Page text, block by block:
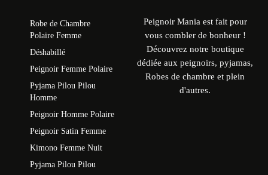
Robe de Chambre
Polaire Femme
Déshabillé
Peignoir Femme Polaire
Pyjama Pilou Pilou
Homme
Peignoir Homme Polaire
Peignoir Satin Femme
Kimono Femme Nuit
Pyjama Pilou Pilou
Peignoir Mania est fait pour
vous combler de bonheur !
Découvrez notre boutique
dédiée aux peignoirs, pyjamas,
Robes de chambre et plein
d'autres.